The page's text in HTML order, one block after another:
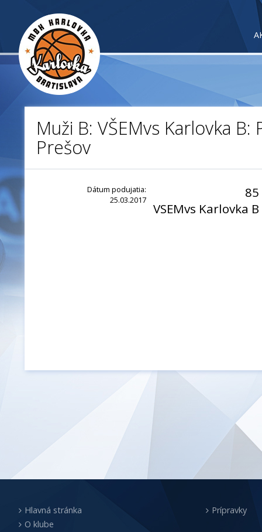
Muži B: VŠEMvs Karlovka B:
Prešov
Dátum podujatia:
25.03.2017
85
VSEMvs Karlovka B
Hlavná stránka
O klube
Prípravky